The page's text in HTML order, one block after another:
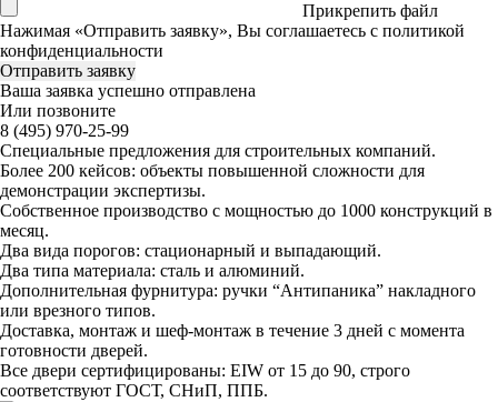
Прикрепить файл
Нажимая «Отправить заявку», Вы соглашаетесь с политикой
конфиденциальности
Ваша заявка успешно отправлена
Или позвоните
8 (495) 970-25-99
Специальные предложения для строительных компаний.
Более 200 кейсов: объекты повышенной сложности для
демонстрации экспертизы.
Собственное производство с мощностью до 1000 конструкций в
месяц.
Два вида порогов: стационарный и выпадающий.
Два типа материала: сталь и алюминий.
Дополнительная фурнитура: ручки “Антипаника” накладного
или врезного типов.
Доставка, монтаж и шеф-монтаж в течение 3 дней с момента
готовности дверей.
Все двери сертифицированы: EIW от 15 до 90, строго
соответствуют ГОСТ, СНиП, ППБ.